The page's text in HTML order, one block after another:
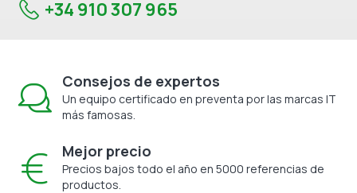
+34 910 307 965
Consejos de expertos
Un equipo certificado en preventa por las marcas IT
más famosas.
Mejor precio
Precios bajos todo el año en 5000 referencias de
productos.